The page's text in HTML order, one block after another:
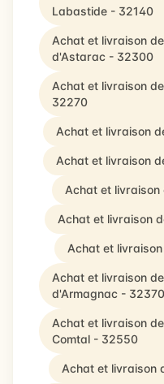
Labastide - 32140
Achat et livraison
d'Astarac - 32300
Achat et livraison
32270
Achat et livraison
Achat et livraison
Achat et livraison
Achat et livraison
Achat et
Achat et livraison
d'Armagnac - 32370
Achat et livraison
Comtal - 32550
Achat et livraison